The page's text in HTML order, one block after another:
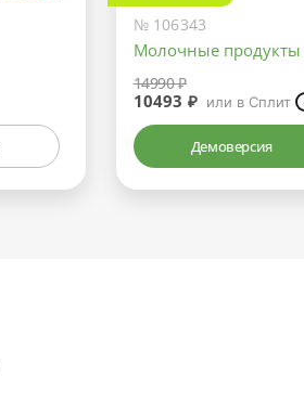
№ 106343
Молочные продукты
14990 ₽
10493 ₽ или в Сплит
Демоверсия